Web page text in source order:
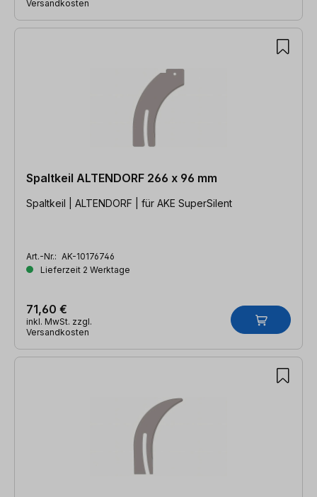
Versandkosten
Spaltkeil ALTENDORF 266 x 96 mm
Spaltkeil | ALTENDORF | für AKE SuperSilent
Art.-Nr.: AK-10176746
Lieferzeit 2 Werktage
71,60 €
inkl. MwSt. zzgl.
Versandkosten